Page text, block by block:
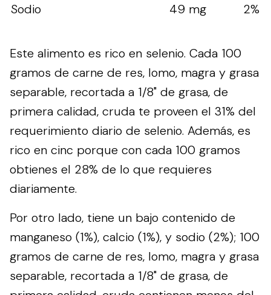
Sodio
49 mg 2%
Este alimento es rico en selenio. Cada 100
gramos de carne de res, lomo, magra y grasa
separable, recortada a 1/8" de grasa, de
primera calidad, cruda te proveen el 31% del
requerimiento diario de selenio. Además, es
rico en cinc porque con cada 100 gramos
obtienes el 28% de lo que requieres
diariamente.
Por otro lado, tiene un bajo contenido de
manganeso (1%), calcio (1%), y sodio (2%); 100
gramos de carne de res, lomo, magra y grasa
separable, recortada a 1/8" de grasa, de